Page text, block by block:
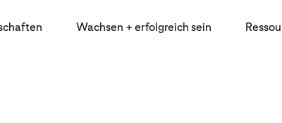
Wachsen + erfolgreich sein